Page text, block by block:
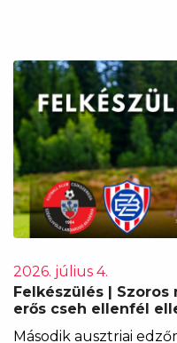
2026. július 4.
Felkészülés |
erős cseh ellenfél
Második ausztriai